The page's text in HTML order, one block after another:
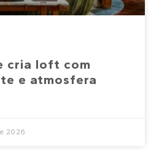
cria loft com
e atmosfera
2026